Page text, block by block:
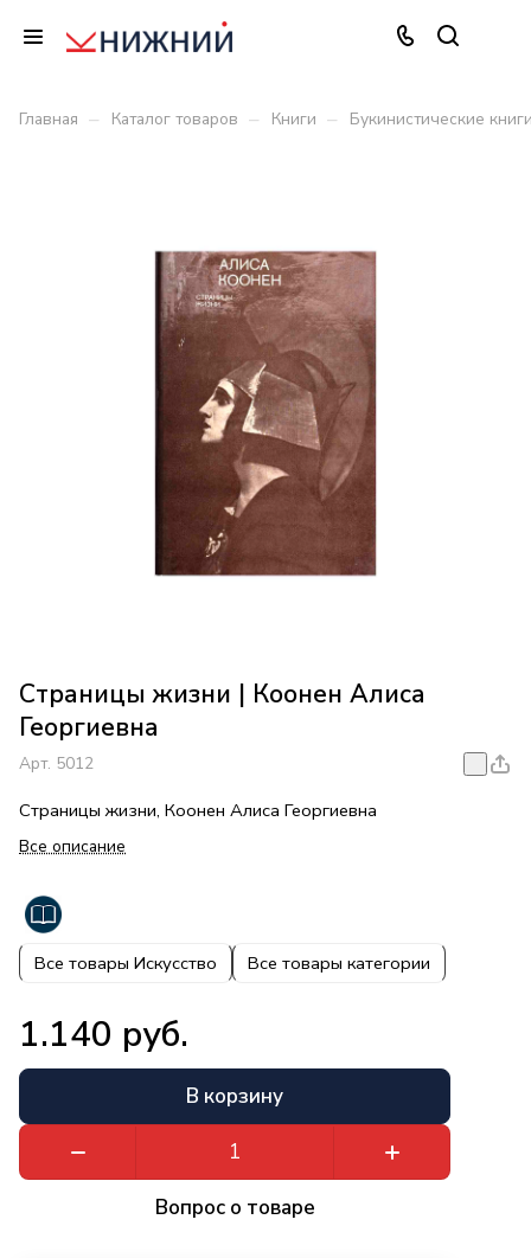
Главная – Каталог товаров – Книги – Букинистические
Страницы жизни | Коонен Алиса
Георгиевна
Арт. 5012
Страницы жизни, Коонен Алиса Георгиевна
Все описание
Все товары Искусство Все товары категории
1.140 руб.
В корзину
Вопрос о товаре